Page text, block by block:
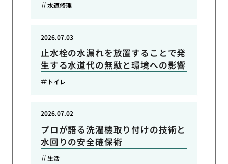
水道修理
止水栓の水漏れを放置することで発
生する水道代の無駄と環境への影響
2026.07.03
トイレ
プロが語る洗濯機取り付けの技術と
水回りの安全確保術
2026.07.02
生活